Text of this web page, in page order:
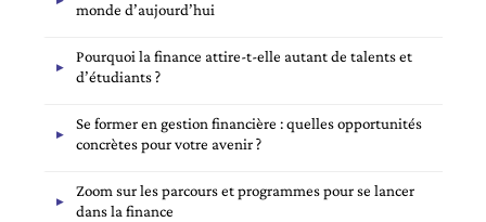
monde d’aujourd’hui
Pourquoi la finance attire-t-elle autant de talents et
d’étudiants ?
Se former en gestion financière : quelles opportunités
concrètes pour votre avenir ?
Zoom sur les parcours et programmes pour se lancer
dans la finance